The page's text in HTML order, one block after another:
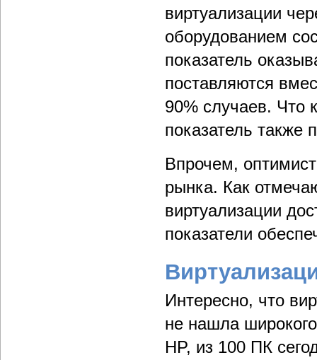
виртуализации
оборудованием
показатель
поставляются
90% случаев. Что
показатель также
Впрочем,
рынка. Как
виртуализации
показатели
Интересно, что
не нашла
HP, из 100 ПК